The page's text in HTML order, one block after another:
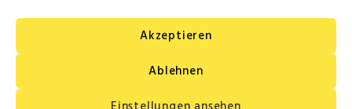
Akzeptieren
Ablehnen
Copythek & Druckservice GmbH
© 2026.